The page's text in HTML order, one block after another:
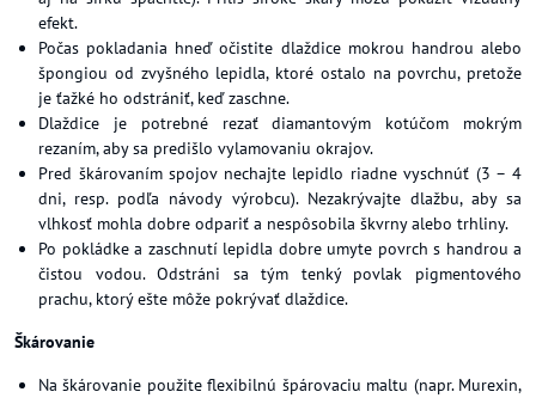
efekt.
Počas pokladania hneď očistite dlaždice mokrou handrou alebo
špongiou od zvyšného lepidla, ktoré ostalo na povrchu, pretože
je ťažké ho odstrániť, keď zaschne.
Dlaždice je potrebné rezať diamantovým kotúčom mokrým
rezaním, aby sa predišlo vylamovaniu okrajov.
Pred škárovaním spojov nechajte lepidlo riadne vyschnúť (3 – 4
dni, resp. podľa návody výrobcu). Nezakrývajte dlažbu, aby sa
vlhkosť mohla dobre odpariť a nespôsobila škvrny alebo trhliny.
Po pokládke a zaschnutí lepidla dobre umyte povrch s handrou a
čistou vodou. Odstráni sa tým tenký povlak pigmentového
prachu, ktorý ešte môže pokrývať dlaždice.
Škárovanie
Na škárovanie použite flexibilnú špárovaciu maltu (napr. Murexin,